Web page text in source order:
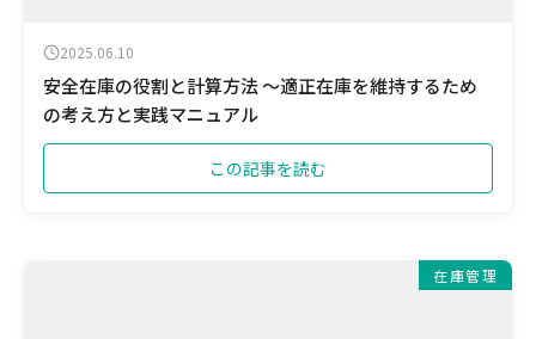
2025.06.10
安全在庫の役割と計算方法 ～適正在庫を維持するため
の考え方と実践マニュアル
この記事を読む
在庫管理